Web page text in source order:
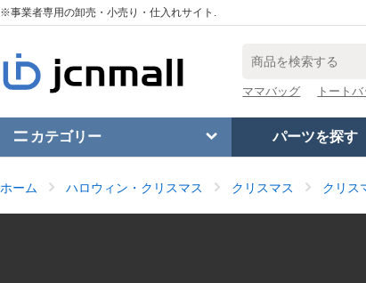
※事業者専用の卸売・小売り・仕入れサイト.
ママバッグ トート
カテゴリー パーツを探す
ホーム ハロウィン・クリスマス クリスマス クリス